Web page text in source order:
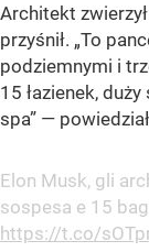
Architekt
przyśnił. „To
podziemnymi i
15 łazienek,
spa” —
Elon Musk, gli
sospesa e 15
https://t.co/